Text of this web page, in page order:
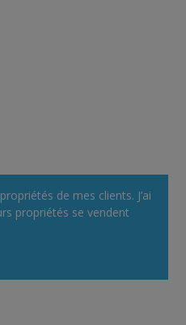
de mes clients. J’ai
propriétés se vendent